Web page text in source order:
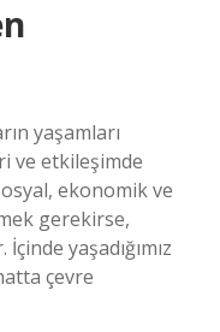
yaşamları
ve etkileşimde
ekonomik ve
gerekirse,
yaşadığımız
çevre